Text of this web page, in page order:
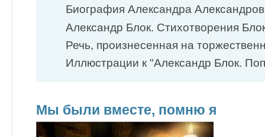
Биография Александра
Александр Блок. Стихотворения
Речь, произнесенная на
Иллюстрации к "Александр Блок.
Мы были вместе, помню я